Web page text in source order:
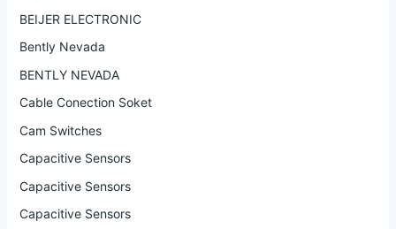
BEIJER ELECTRONIC
Bently Nevada
BENTLY NEVADA
Cable Conection Soket
Cam Switches
Capacitive Sensors
Capacitive Sensors
Capacitive Sensors